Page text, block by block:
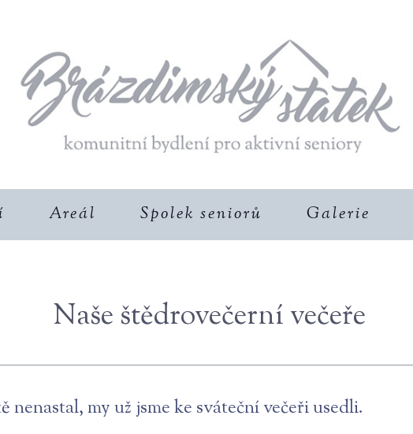
Areál Spolek seniorů Galerie
Naše štědrovečerní večeře
nenastal, my už jsme ke sváteční večeři usedli.